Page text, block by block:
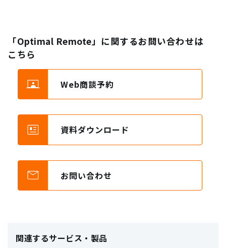
「Optimal Remote」に関するお問い合わせは
こちら
Web商談予約
資料ダウンロード
お問い合わせ
関連するサービス・製品